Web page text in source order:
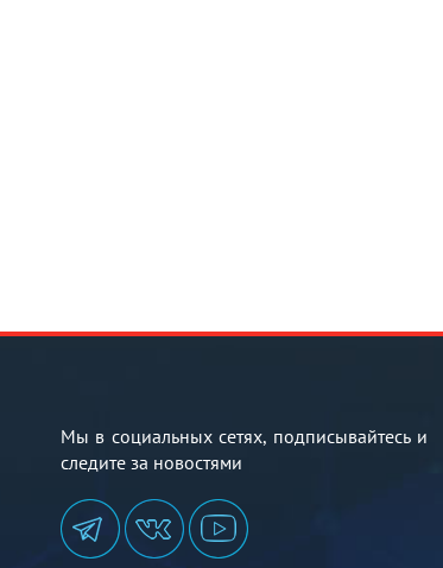
Мы в социальных сетях, подписывайтесь и
следите за новостями